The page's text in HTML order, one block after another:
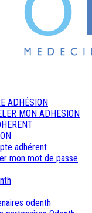
ADHÉSION
MON ADHESION
adhérent
mon mot de passe
odenth